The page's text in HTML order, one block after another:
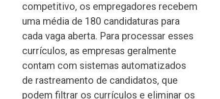
competitivo, os empregadores recebem
uma média de 180 candidaturas para
cada vaga aberta. Para processar esses
currículos, as empresas geralmente
contam com sistemas automatizados
de rastreamento de candidatos, que
podem filtrar os currículos e eliminar os